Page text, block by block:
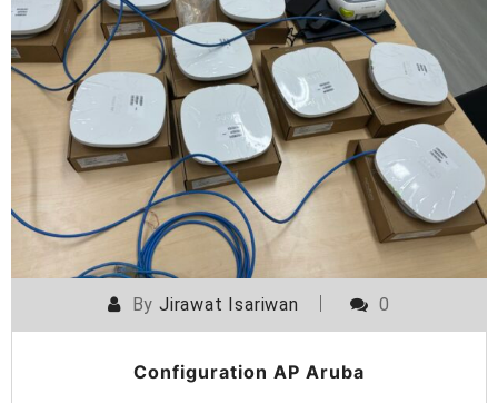
By Jirawat Isariwan 0
Configuration AP Aruba